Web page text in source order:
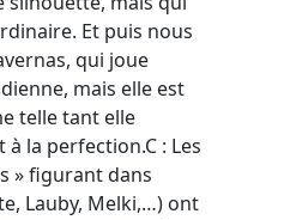
Et puis nous
qui joue
mais elle est
telle tant elle
la perfection.C : Les
» figurant dans
Lauby, Melki,…) ont